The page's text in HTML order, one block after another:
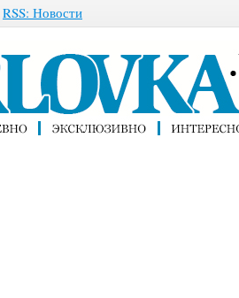
RSS: Новости